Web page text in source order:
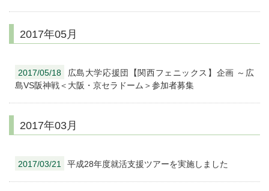
2017年05月
2017/05/18
広島大学応援団【関西フェニックス】企画 ～広
島VS阪神戦＜大阪・京セラドーム＞参加者募集
2017年03月
2017/03/21 平成28年度就活支援ツアーを実施しました